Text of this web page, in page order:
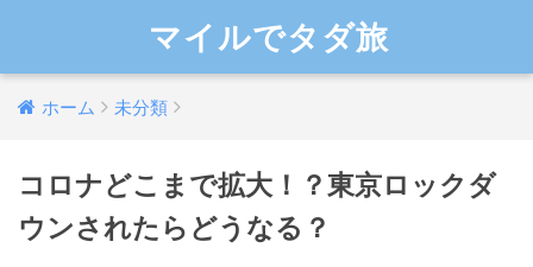
マイルでタダ旅
ホーム 未分類
コロナどこまで拡大！？東京ロックダ
ウンされたらどうなる？